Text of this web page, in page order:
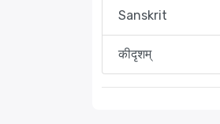
Sanskrit
कीदृशम्